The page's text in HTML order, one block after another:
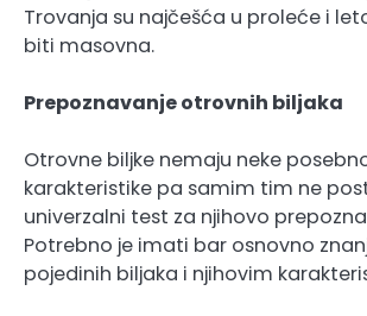
Trovanja su najčešća u proleće i
biti masovna.
Prepoznavanje otrovnih biljaka
Otrovne biljke nemaju neke
karakteristike pa samim tim ne
univerzalni test za njihovo
Potrebno je imati bar osnovno
pojedinih biljaka i njihovim